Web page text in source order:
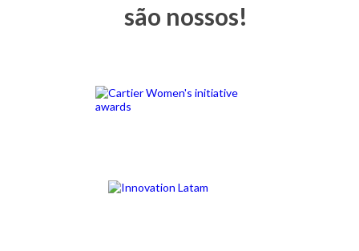
são nossos!